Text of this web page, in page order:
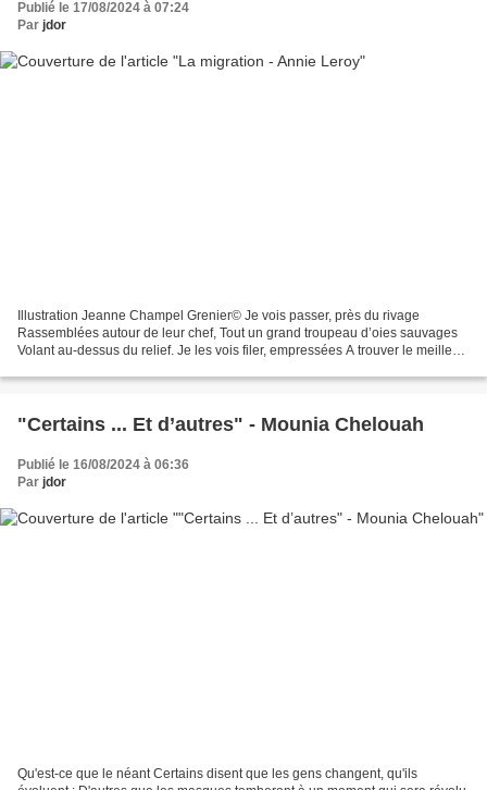
Publié le 17/08/2024 à 07:24
Par jdor
Illustration Jeanne Champel Grenier© Je vois passer, près du rivage
Rassemblées autour de leur chef, Tout un grand troupeau d’oies sauvages
Volant au-dessus du relief. Je les vois filer, empressées A trouver le meilleur
"Certains ... Et d’autres" - Mounia Chelouah
Publié le 16/08/2024 à 06:36
Par jdor
Qu'est-ce que le néant Certains disent que les gens changent, qu'ils